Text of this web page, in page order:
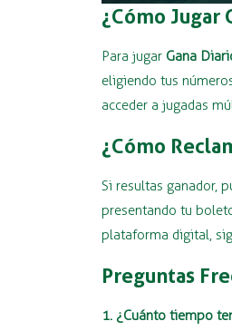
¿Cómo Jugar
Para jugar Gana
eligiendo tus
acceder a jugadas
¿Cómo
Si resultas ganador,
presentando tu
plataforma digital,
Preguntas
1. ¿Cuánto tiempo